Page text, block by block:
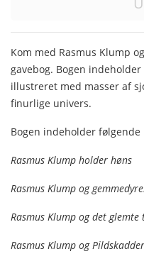
Kom med Rasmus Klump
gavebog. Bogen
illustreret med masser af
finurlige univers.
Bogen indeholder
Rasmus Klump holder høns
Rasmus Klump og
Rasmus Klump og det glemte
Rasmus Klump og